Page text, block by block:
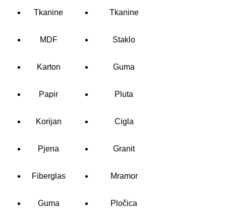
Tkanine Tkanine
MDF Staklo
Karton Guma
Papir Pluta
Korijan Cigla
Pjena Granit
Fiberglas Mramor
Guma Pločica